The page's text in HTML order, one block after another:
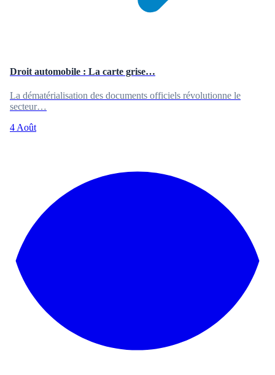
Droit automobile : La carte grise…
La dématérialisation des documents officiels révolutionne le
secteur…
4 Août